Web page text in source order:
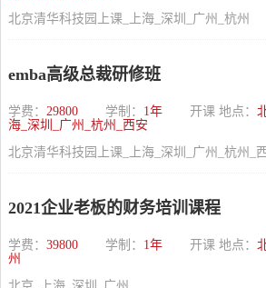
北京清华科技园上课_上海_深圳_广州_杭州
emba高级总裁研修班
学费： 29800 学制： 1年 开课 地点：
海_深圳_广州_杭州_西安
北京清华科技园上课_上海_深圳_广州_杭州_
2021企业老板的财务培训课程
学费： 39800 学制： 1年 开课 地点：
州